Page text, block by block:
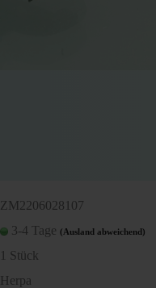
ZM2206028107
3-4 Tage (Ausland abweichend)
1 Stück
Herpa